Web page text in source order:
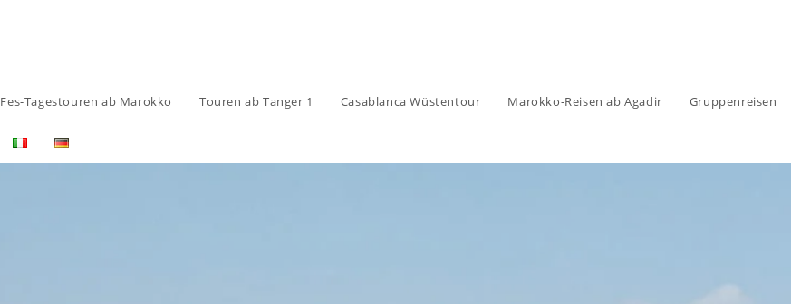
Fes-Tagestouren ab Marokko Touren ab Tanger 1 Casablanca Wüstentour Marokko-Reisen ab Agadir Gruppenreisen